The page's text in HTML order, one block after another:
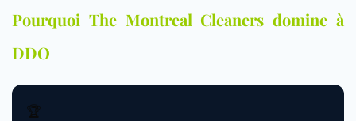
Pourquoi The Montreal Cleaners domine à
DDO
🏆